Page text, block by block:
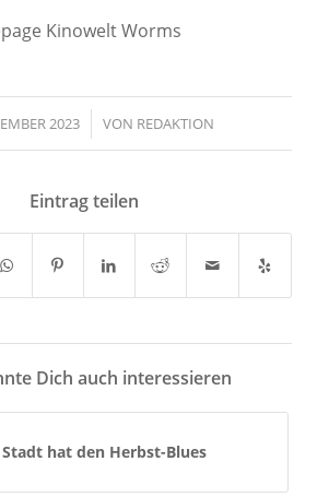
Kinowelt Worms
2023
/ VON REDAKTION
Eintrag teilen
Dich auch interessieren
Stadt hat den Herbst-Blues